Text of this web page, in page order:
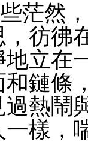
茫然
彷彿
立在
鏈條
過熱鬧
樣，